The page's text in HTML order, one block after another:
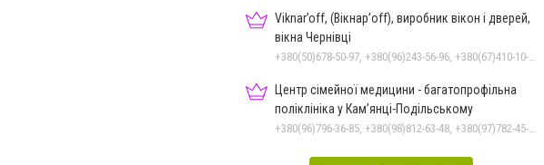
Viknar’off, (Вікнар’off), виробник вікон і дверей,
вікна Чернівці
Центр сімейної медицини - багатопрофільна
поліклініка у Кам’янці-Подільському